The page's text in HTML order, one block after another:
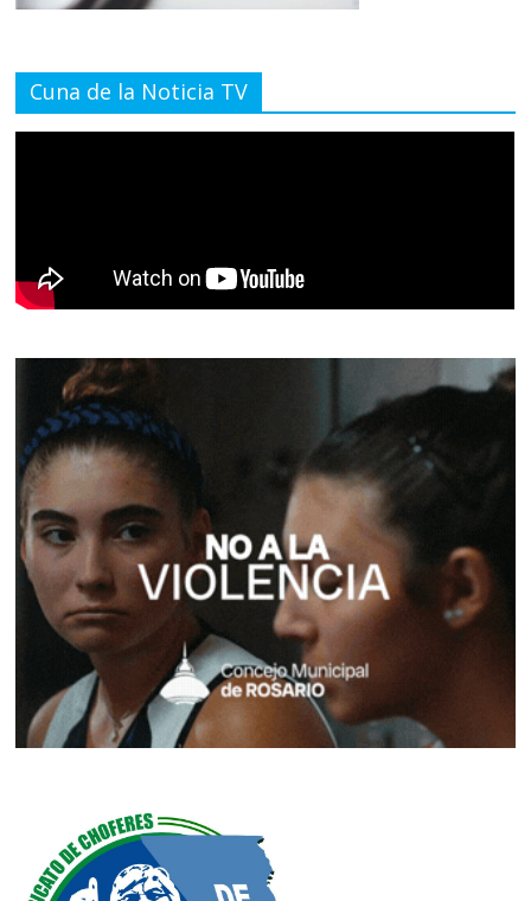
Cuna de la Noticia TV